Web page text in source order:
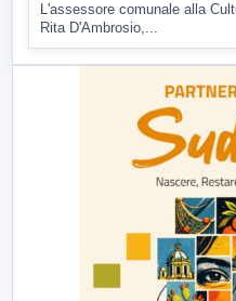
L'assessore comunale alla
Rita D'Ambrosio,...